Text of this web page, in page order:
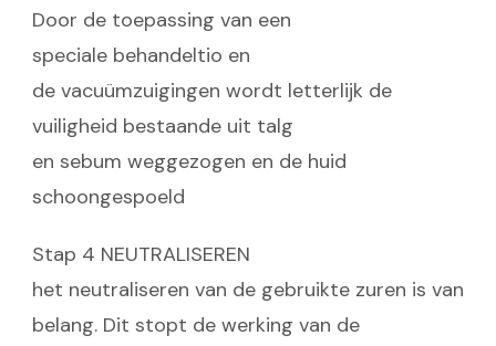
Door de toepassing van een
speciale behandeltio en
de vacuümzuigingen wordt letterlijk de
vuiligheid bestaande uit talg
en sebum weggezogen en de huid
schoongespoeld
Stap 4 NEUTRALISEREN
het neutraliseren van de gebruikte zuren is van
belang. Dit stopt de werking van de